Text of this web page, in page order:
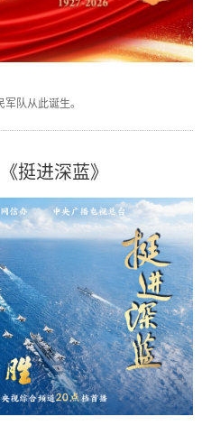
队从此诞生。
挺进深蓝》